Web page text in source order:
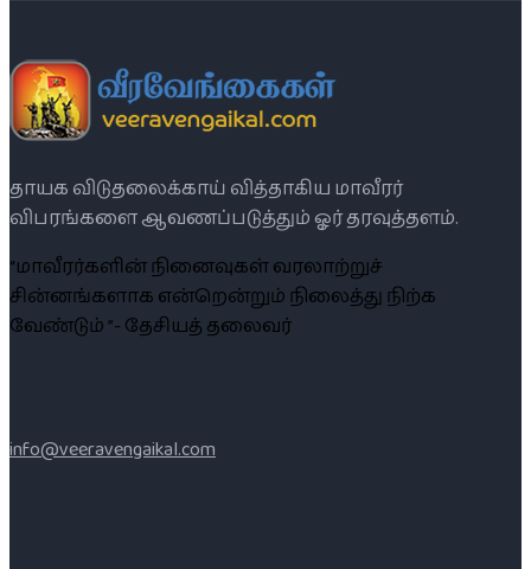
தாயக விடுதலைக்காய் வித்தாகிய மாவீரர்
விபரங்களை ஆவணப்படுத்தும் ஓர் தரவுத்தளம்.
“மாவீரர்களின் நினைவுகள் வரலாற்றுச்
சின்னங்களாக என்றென்றும் நிலைத்து நிற்க
வேண்டும் ”- தேசியத் தலைவர்
info@veeravengaikal.com